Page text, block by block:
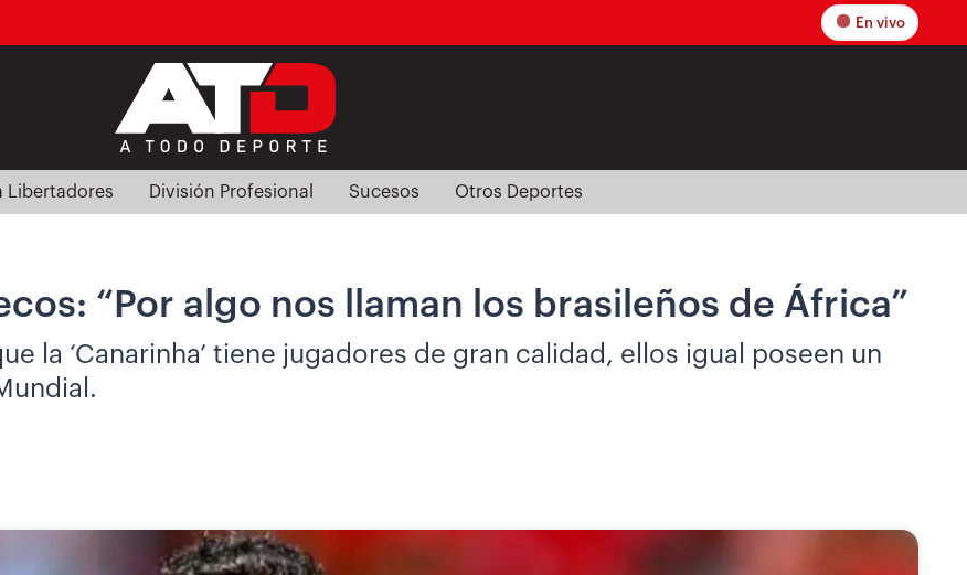
En vivo
Libertadores División Profesional Sucesos Otros Deportes
“Por algo nos llaman los brasileños de África”
la ‘Canarinha’ tiene jugadores de gran calidad, ellos igual poseen un